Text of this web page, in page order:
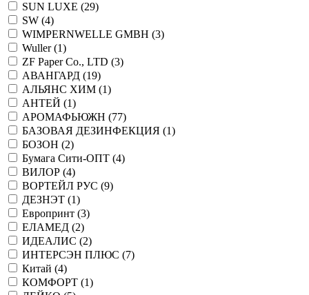
SUN LUXE (29)
SW (4)
WIMPERNWELLE GMBH (3)
Wuller (1)
ZF Paper Co., LTD (3)
АВАНГАРД (19)
АЛЬЯНС ХИМ (1)
АНТЕЙ (1)
АРОМАФЬЮЖН (77)
БАЗОВАЯ ДЕЗИНФЕКЦИЯ (1)
БОЗОН (2)
Бумага Сити-ОПТ (4)
ВИЛОР (4)
ВОРТЕЙЛ РУС (9)
ДЕЗНЭТ (1)
Европринт (3)
ЕЛАМЕД (2)
ИДЕАЛИС (2)
ИНТЕРСЭН ПЛЮС (7)
Китай (4)
КОМФОРТ (1)